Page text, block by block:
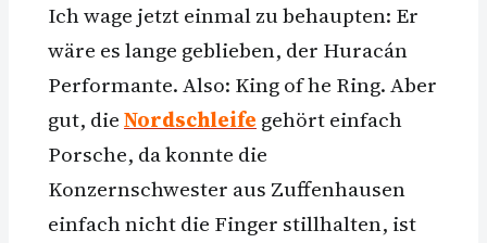
Ich wage jetzt einmal zu behaupten: Er
wäre es lange geblieben, der Huracán
Performante. Also: King of he Ring. Aber
gut, dieNordschleife gehört einfach
Porsche, da konnte die
Konzernschwester aus Zuffenhausen
einfach nicht die Finger stillhalten, ist